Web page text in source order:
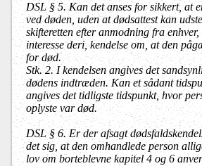
DSL § 5. Kan det anses for sikkert, at
ved døden, uden at dødsattest kan
skifteretten efter anmodning fra
interesse deri, kendelse om, at den
for død.
Stk. 2. I kendelsen angives det
dødens indtræden. Kan et sådant
angives det tidligste tidspunkt, hvor
oplyste var død.
DSL § 6. Er der afsagt
det sig, at den omhandlede person
lov om borteblevne kapitel 4 og 6